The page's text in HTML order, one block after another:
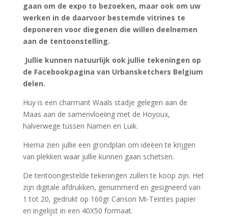
gaan om de expo to bezoeken, maar ook om uw
werken in de daarvoor bestemde vitrines te
deponeren voor diegenen die willen deelnemen
aan de tentoonstelling.
Jullie kunnen natuurlijk ook jullie tekeningen op
de Facebookpagina van Urbansketchers Belgium
delen.
Huy is een charmant Waals stadje gelegen aan de
Maas aan de samenvloeiing met de Hoyoux,
halverwege tussen Namen en Luik.
Hierna zien jullie een grondplan om ideëen te krijgen
van plekken waar jullie kunnen gaan schetsen.
De tentoongestelde tekeningen zullen te koop zijn. Het
zijn digitale afdrukken, genummerd en gesigneerd van
1 tot 20, gedrukt op 160gr Canson Mi-Teintes papier
en ingelijst in een 40X50 formaat.